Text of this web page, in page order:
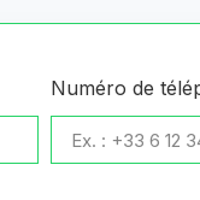
Numéro de